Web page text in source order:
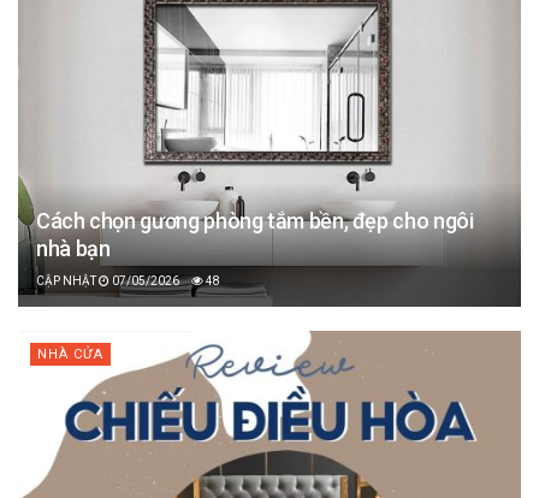
Cách chọn gương phòng tắm bền, đẹp cho ngôi
nhà bạn
07/05/2026 48
NHÀ CỬA